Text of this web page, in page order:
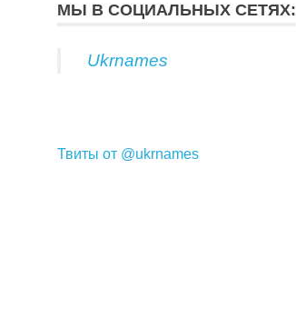
МЫ В СОЦИАЛЬНЫХ СЕТЯХ:
Ukrnames
Твиты от @ukrnames